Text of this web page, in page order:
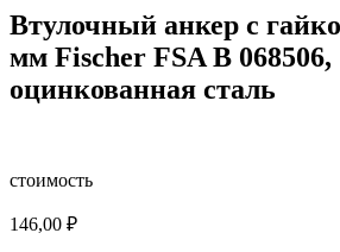
Втулочный анкер с
мм Fischer FSA B 068506,
оцинкованная сталь
стоимость
146,00 ₽